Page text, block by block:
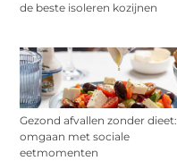
de beste isoleren kozijnen
Gezond afvallen zonder dieet:
omgaan met sociale
eetmomenten